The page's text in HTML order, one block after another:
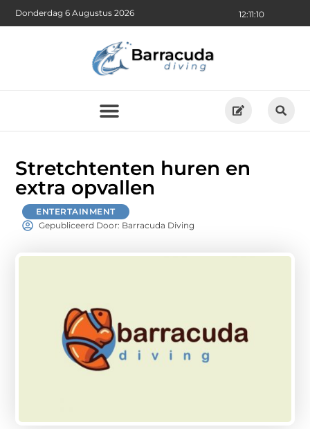
12:11:10
Donderdag 6 Augustus 2026
Stretchtenten huren en
extra opvallen
ENTERTAINMENT
Gepubliceerd Door: Barracuda Diving